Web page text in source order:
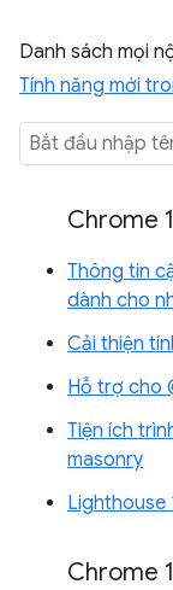
Danh sách mọi
Tính năng mới
Chrome
Thông tin
dành cho
Cải thiện
Hỗ trợ cho
Tiện ích
masonry
Lighthouse
Chrome